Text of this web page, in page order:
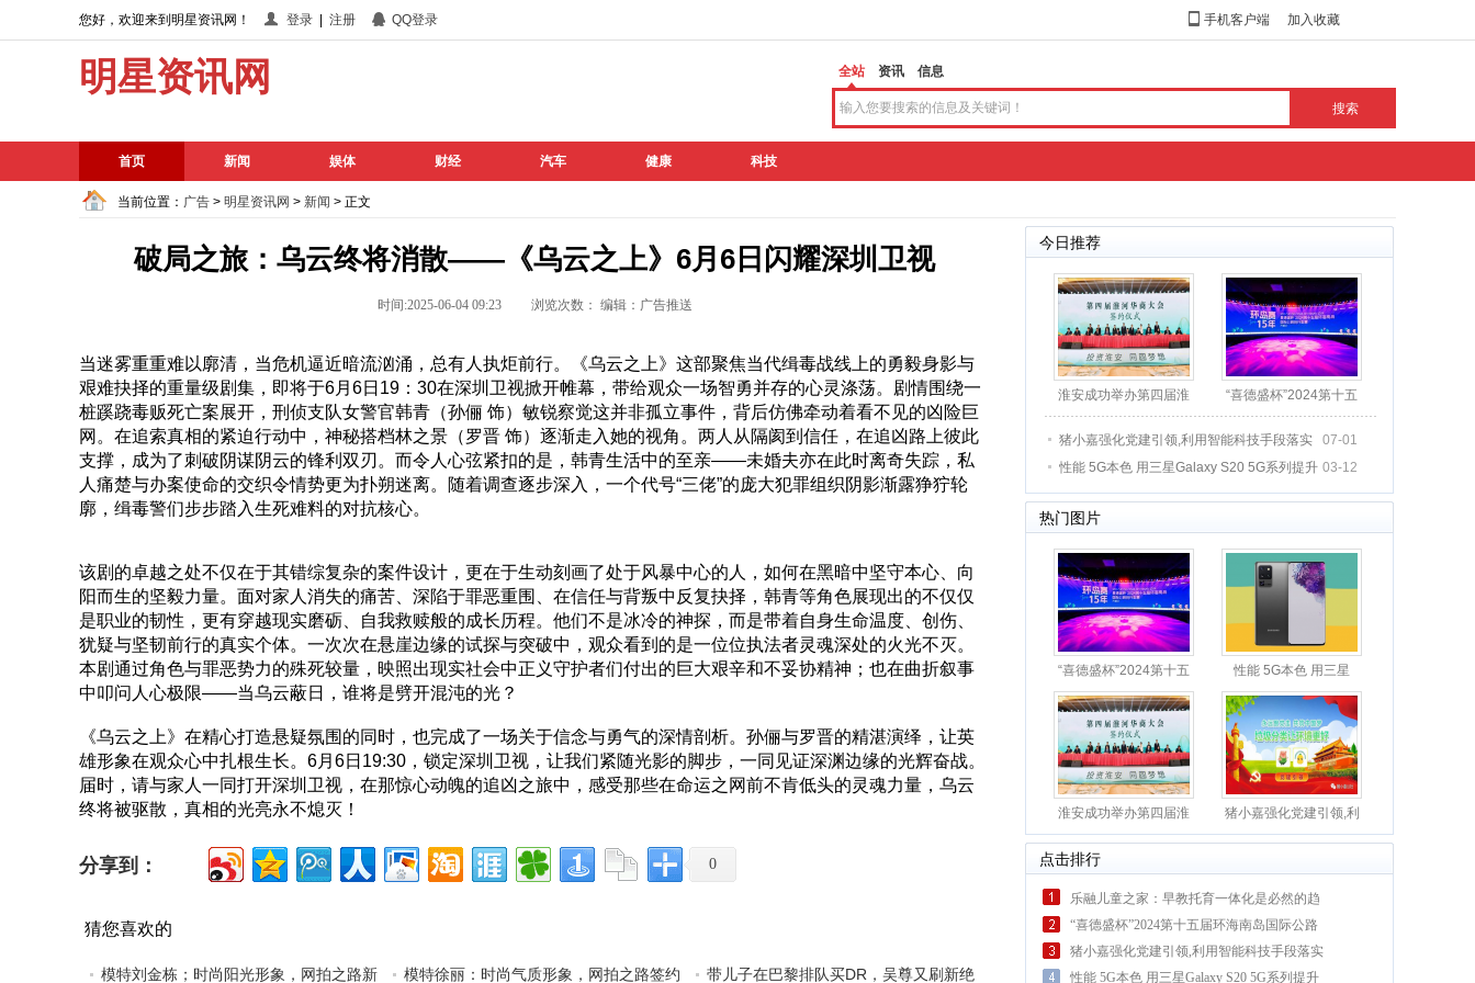
您好，欢迎来到明星资讯网！ 登录 注册 QQ登录 手机客户端 加入收藏
明星资讯网 全站 资讯 信息
首页 新闻 娱体 财经 汽车 健康 科技
当前位置： 广告 > 明星资讯网 > 新闻 > 正文
破局之旅：乌云终将消散——《乌云之上》6月6日闪耀深圳卫视
时间:2025-06-04 09:23 浏览次数： 编辑：广告推送
当迷雾重重难以廓清，当危机逼近暗流汹涌，总有人执炬前行。《乌云之上》这部聚焦当代缉毒战线上的勇毅身影与
艰难抉择的重量级剧集，即将于6月6日19：30在深圳卫视掀开帷幕，带给观众一场智勇并存的心灵涤荡。剧情围绕一
桩蹊跷毒贩死亡案展开，刑侦支队女警官韩青（孙俪 饰）敏锐察觉这并非孤立事件，背后仿佛牵动着看不见的凶险巨
网。在追索真相的紧迫行动中，神秘搭档林之景（罗晋 饰）逐渐走入她的视角。两人从隔阂到信任，在追凶路上彼此
支撑，成为了刺破阴谋阴云的锋利双刃。而令人心弦紧扣的是，韩青生活中的至亲——未婚夫亦在此时离奇失踪，私
人痛楚与办案使命的交织令情势更为扑朔迷离。随着调查逐步深入，一个代号“三佬”的庞大犯罪组织阴影渐露狰狞轮
廓，缉毒警们步步踏入生死难料的对抗核心。
该剧的卓越之处不仅在于其错综复杂的案件设计，更在于生动刻画了处于风暴中心的人，如何在黑暗中坚守本心、向
阳而生的坚毅力量。面对家人消失的痛苦、深陷于罪恶重围、在信任与背叛中反复抉择，韩青等角色展现出的不仅仅
是职业的韧性，更有穿越现实磨砺、自我救赎般的成长历程。他们不是冰冷的神探，而是带着自身生命温度、创伤、
犹疑与坚韧前行的真实个体。一次次在悬崖边缘的试探与突破中，观众看到的是一位位执法者灵魂深处的火光不灭。
本剧通过角色与罪恶势力的殊死较量，映照出现实社会中正义守护者们付出的巨大艰辛和不妥协精神；也在曲折叙事
中叩问人心极限——当乌云蔽日，谁将是劈开混沌的光？
《乌云之上》在精心打造悬疑氛围的同时，也完成了一场关于信念与勇气的深情剖析。孙俪与罗晋的精湛演绎，让英
雄形象在观众心中扎根生长。6月6日19:30，锁定深圳卫视，让我们紧随光影的脚步，一同见证深渊边缘的光辉奋战。
届时，请与家人一同打开深圳卫视，在那惊心动魄的追凶之旅中，感受那些在命运之网前不肯低头的灵魂力量，乌云
终将被驱散，真相的光亮永不熄灭！
分享到： 0
猜您喜欢的
模特刘金栋；时尚阳光形象，网拍之路新 模特徐丽：时尚气质形象，网拍之路签约 带儿子在巴黎排队买DR，吴尊又刷新绝
今日推荐
淮安成功举办第四届淮
“喜德盛杯”2024第十五
猪小嘉强化党建引领,利用智能科技手段落实
07-01
性能 5G本色 用三星Galaxy S20 5G系列提升 03-12
热门图片
“喜德盛杯”2024第十五
届
性能 5G本色 用三星
Galaxy
淮安成功举办第四届淮
河华
猪小嘉强化党建引领,利
用
点击排行
乐融儿童之家：早教托育一体化是必然的趋
势
“喜德盛杯”2024第十五届环海南岛国际公路
自行车
猪小嘉强化党建引领,利用智能科技手段落实
垃圾分
性能 5G本色 用三星Galaxy S20 5G系列提升